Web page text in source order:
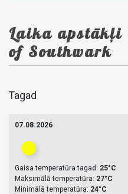
Laika apstākļi
of Southwark
Tagad
07.08.2026
Gaisa temperatūra tagad: 25°C
Maksimālā temperatūra: 27°C
Minimālā temperatūra: 24°C